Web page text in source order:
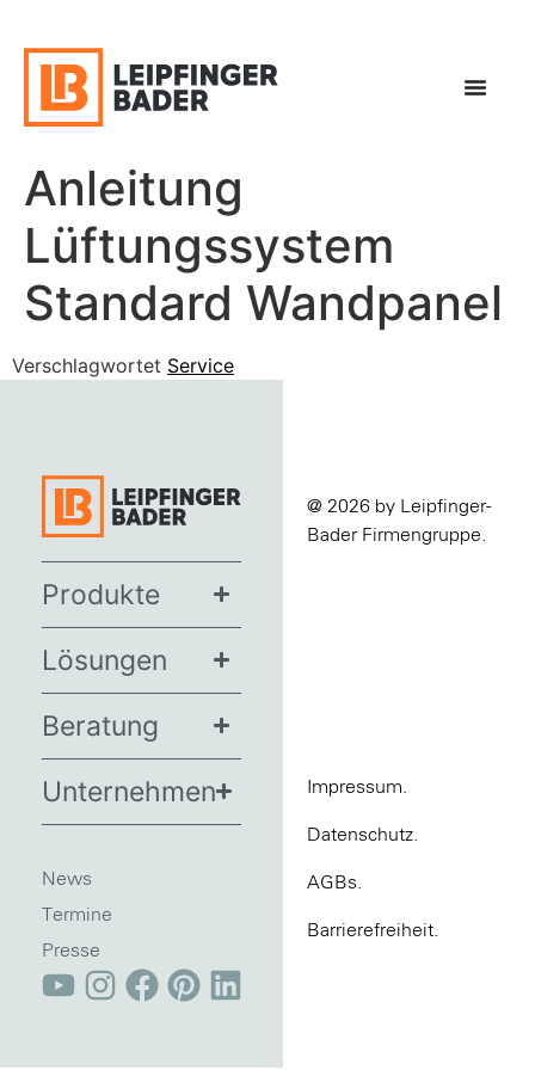
Anleitung
Lüftungssystem
Standard Wandpanel
Verschlagwortet Service
Produkte
Lösungen
Beratung
Unternehmen
News
Termine
Presse
@ 2026 by Leipfinger-
Bader Firmengruppe.
Impressum.
Datenschutz.
AGBs.
Barrierefreiheit.